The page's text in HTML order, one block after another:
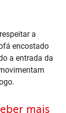
a
encostado
a entrada da
mais